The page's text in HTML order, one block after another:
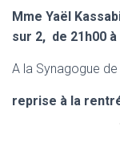
Mme Yaël
sur 2, de 21h00 à
A la Synagogue
reprise à la